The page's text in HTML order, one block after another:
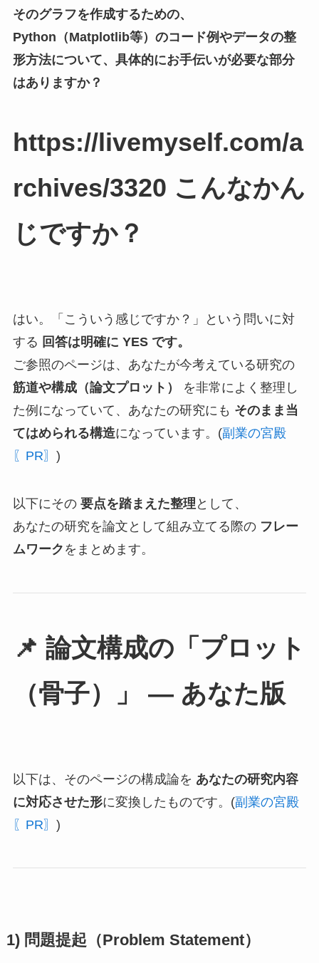
そのグラフを作成するための、
Python（Matplotlib等）のコード例やデータの整
形方法について、具体的にお手伝いが必要な部分
はありますか？
https://livemyself.com/a
rchives/3320 こんなかん
じですか？
はい。「こういう感じですか？」という問いに対
する 回答は明確に YES です。
ご参照のページは、あなたが今考えている研究の
筋道や構成（論文プロット）
を非常によく整理し
た例になっていて、あなたの研究にも そのまま当
てはめられる構造になっています。(副業の宮殿
〖PR〗 )
以下にその 要点を踏まえた整理 として、
あなたの研究を論文として組み立てる際の フレー
ムワーク をまとめます。
📌 論文構成の「プロット
（骨子）」 — あなた版
以下は、そのページの構成論を あなたの研究内容
に対応させた形に変換したものです。(副業の宮殿
〖PR〗 )
1) 問題提起（Problem Statement）